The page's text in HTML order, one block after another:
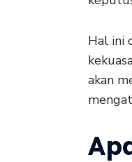
Hal ini
akan